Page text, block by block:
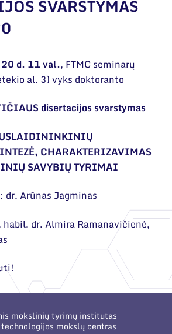
bei asociacijose
rekvizitai
kontaktai
SVARSTYMAS
d. 11 val., FTMC seminarų
al. 3) vyks doktoranto
disertacijos svarstymas
CHARAKTERIZAVIMAS
SAVYBIŲ TYRIMAI
dr. Arūnas Jagminas
dr. Almira Ramanavičienė,
mokslinių tyrimų institutas
mokslų centras